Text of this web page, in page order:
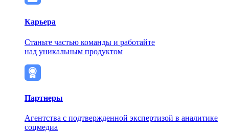
Карьера
Станьте частью команды и работайте
над уникальным продуктом
Партнеры
Агентства с подтвержденной экспертизой в аналитике
соцмедиа